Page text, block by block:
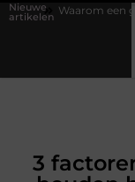
Nieuwe
artikelen
goede
3